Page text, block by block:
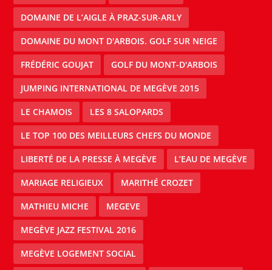
DOMAINE DE L’AIGLE À PRAZ-SUR-ARLY
DOMAINE DU MONT D'ARBOIS. GOLF SUR NEIGE
FRÉDÉRIC GOUJAT GOLF DU MONT-D'ARBOIS
JUMPING INTERNATIONAL DE MEGÈVE 2015
LE CHAMOIS LES 8 SALOPARDS
LE TOP 100 DES MEILLEURS CHEFS DU MONDE
LIBERTÉ DE LA PRESSE À MEGÈVE L’EAU DE MEGÈVE
MARIAGE RELIGIEUX MARITHÉ CROZET
MATHIEU MICHE MEGEVE
MEGÈVE JAZZ FESTIVAL 2016
MEGÈVE LOGEMENT SOCIAL